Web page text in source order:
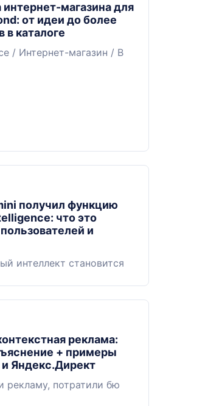
интернет-магазина для
от идеи до более
в каталоге
/ Интернет-магазин / B
получил функцию
что это
и
интеллект становится
реклама:
+ примеры
Яндекс.Директ
рекламу, потратили бю